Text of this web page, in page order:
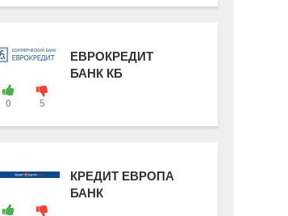
0 5
ЕВРОКРЕДИТ
БАНК КБ
КРЕДИТ ЕВРОПА
БАНК